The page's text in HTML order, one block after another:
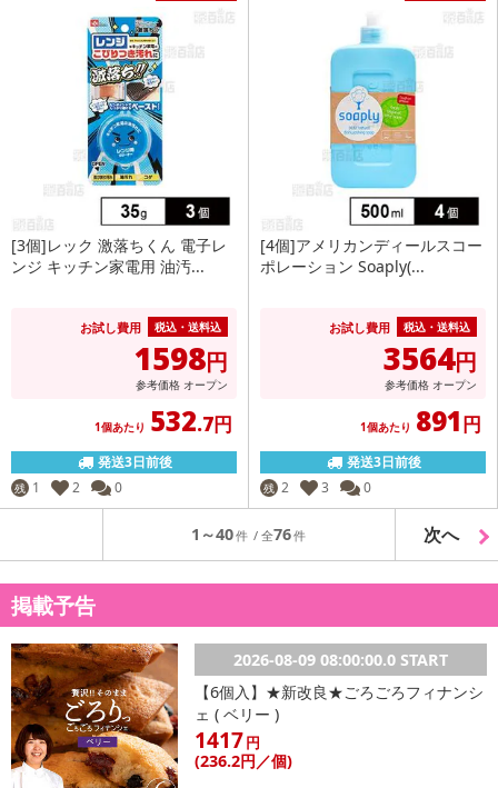
[3個]レック 激落ちくん 電子レ
ンジ キッチン家電用 油汚...
お試し費用 税込・送料込
1598円
参考価格 オープン
1個あたり 532.7円
発送3日前後
残 1 2 0
[4個]アメリカンディールスコー
ポレーション Soaply(...
お試し費用 税込・送料込
3564円
参考価格 オープン
1個あたり 891円
発送3日前後
残 2 3 0
1～40 76 次へ
掲載予告
2026-08-09 08:00:00.0 START
【6個入】★新改良★ごろごろフィナンシ
ェ ( ベリー )
1417円
(236.2円／個)